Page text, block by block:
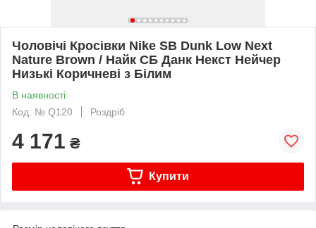
Чоловічі Кросівки Nike SB Dunk Low Next
Nature Brown / Найк СБ Данк Некст Нейчер
Низькі Коричневі з Білим
В наявності
Код: № Q120
Роздріб
4 171 ₴
Купити